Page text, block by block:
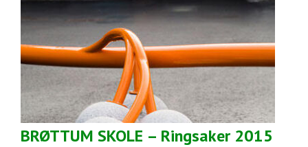
BRØTTUM SKOLE – Ringsaker 2015